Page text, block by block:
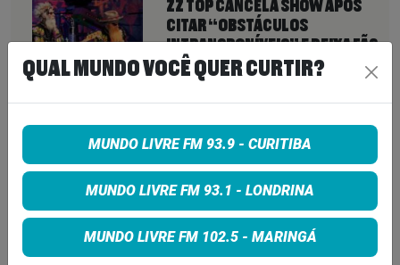
ZZ TOP CANCELA SHOW APÓS
CITAR “OBSTÁCULOS
INTRANSPONÍVEIS” E DEIXA FÃS
SEM EXPLICAÇÕES
QUEENS OF THE STONE AGE CRIA
LINHA TELEFÔNICA PARA OUVIR
RECLAMAÇÕES DOS FÃS; BANDA
DIZ QUE “NENHUMA LAMÚRIA É
QUAL MUNDO VOCÊ QUER CURTIR?
MUNDO LIVRE FM 93.9 - CURITIBA
MUNDO LIVRE FM 93.1 - LONDRINA
MUNDO LIVRE FM 102.5 - MARINGÁ